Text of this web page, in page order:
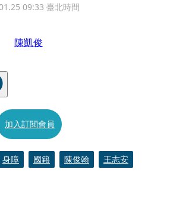
09:33 臺北時間
陳凱俊
加入訂閱會員
身障 國籍 陳俊翰
王志安